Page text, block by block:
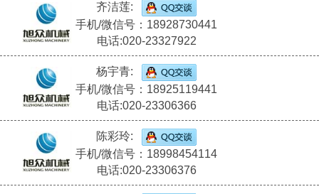
齐洁莲:
手机/微信号：18928730441
电话:020-23327922
杨宇青:
手机/微信号：18925119441
电话:020-23306366
陈彩玲:
手机/微信号：18998454114
电话:020-23306376